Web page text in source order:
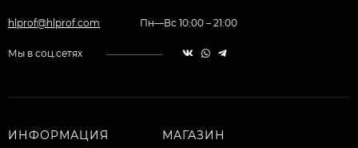
hlprof@hlprof.com Пн—Вс 10:00 – 21:00
Мы в соц.сетях
ИНФОРМАЦИЯ МАГАЗИН